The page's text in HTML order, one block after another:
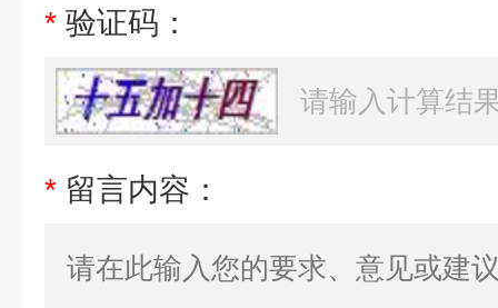
* 验证码：
* 留言内容：